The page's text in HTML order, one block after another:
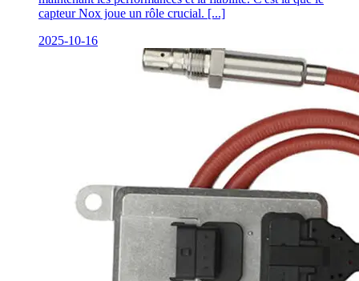
capteur Nox joue un rôle crucial. [...]
2025-10-16